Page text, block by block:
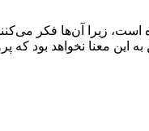
زیرا آن‌ها فکر
معنا نخواهد بود که